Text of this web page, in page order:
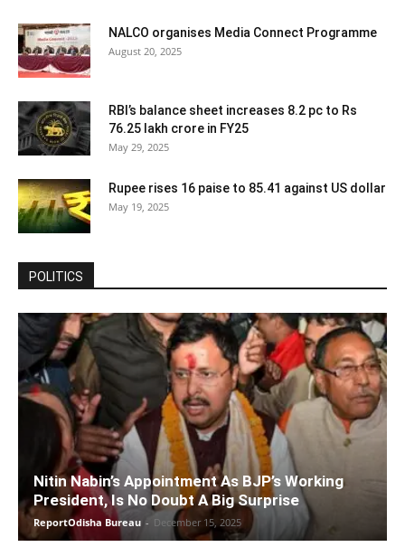
NALCO organises Media Connect Programme
August 20, 2025
RBI’s balance sheet increases 8.2 pc to Rs
76.25 lakh crore in FY25
May 29, 2025
Rupee rises 16 paise to 85.41 against US dollar
May 19, 2025
POLITICS
Nitin Nabin’s Appointment As BJP’s Working
President, Is No Doubt A Big Surprise
ReportOdisha Bureau - December 15, 2025